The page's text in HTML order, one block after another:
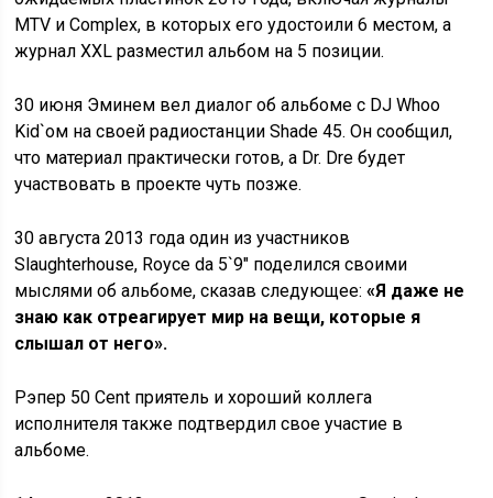
MTV и Complex, в которых его удостоили 6 местом, а
журнал XXL разместил альбом на 5 позиции.
30 июня Эминем вел диалог об альбоме с DJ Whoo
Kid`ом на своей радиостанции Shade 45. Он сообщил,
что материал практически готов, а Dr. Dre будет
участвовать в проекте чуть позже.
30 августа 2013 года один из участников
Slaughterhouse, Royce da 5`9″ поделился своими
мыслями об альбоме, сказав следующее:«Я даже не
знаю как отреагирует мир на вещи, которые я
слышал от него».
Рэпер 50 Cent приятель и хороший коллега
исполнителя также подтвердил свое участие в
альбоме.